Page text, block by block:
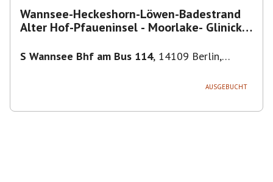
Wannsee-Heckeshorn-Löwen-Badestrand
Alter Hof-Pfaueninsel - Moorlake- Glinicker
S Wannsee Bhf am Bus 114, 14109 Berlin,
AUSGEBUCHT